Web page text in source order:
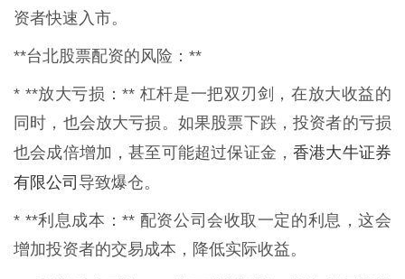
资者快速入市。
**台北股票配资的风险：**
* **放大亏损：** 杠杆是一把双刃剑，在放大收益的
同时，也会放大亏损。如果股票下跌，投资者的亏损
也会成倍增加，甚至可能超过保证金，香港大牛证券
有限公司导致爆仓。
* **利息成本：** 配资公司会收取一定的利息，这会
增加投资者的交易成本，降低实际收益。